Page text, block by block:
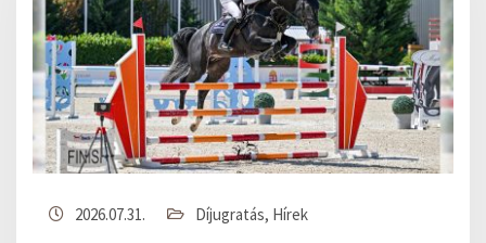
2026.07.31. Díjugratás, Hírek